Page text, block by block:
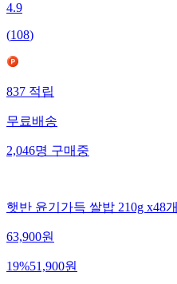
4.9
(108)
837 적립
무료배송
2,046명 구매중
햇반 윤기가득 쌀밥 210g x48개
63,900원
19%51,900원